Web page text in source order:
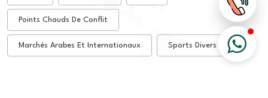
Points Chauds De Conflit
Marchés Arabes Et Internationaux Sports Divers